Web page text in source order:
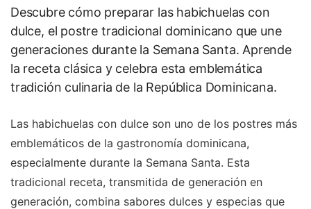
Descubre cómo preparar las habichuelas con
dulce, el postre tradicional dominicano que une
generaciones durante la Semana Santa. Aprende
la receta clásica y celebra esta emblemática
tradición culinaria de la República Dominicana.
Las habichuelas con dulce son uno de los postres más
emblemáticos de la gastronomía dominicana,
especialmente durante la Semana Santa. Esta
tradicional receta, transmitida de generación en
generación, combina sabores dulces y especias que